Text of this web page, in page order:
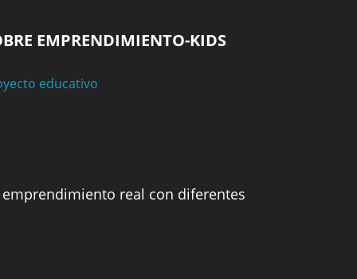
EMPRENDIMIENTO-KIDS
educativo
real con diferentes